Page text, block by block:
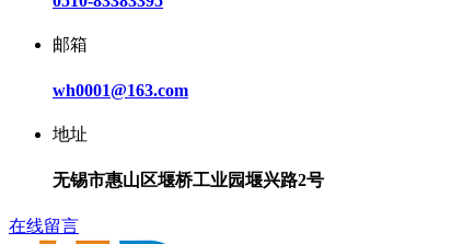
邮箱
wh0001@163.com
地址
无锡市惠山区堰桥工业园堰兴路2号
在线留言